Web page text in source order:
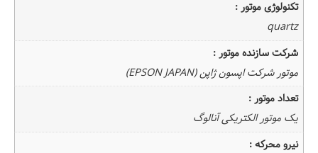
تکنولوژی موتور :
quartz
شرکت سازنده موتور :
موتور شرکتاپسونژاپن (EPSON JAPAN)
تعداد موتور :
یک موتور الکتریکی آنالوگ
نیرو محرکه :